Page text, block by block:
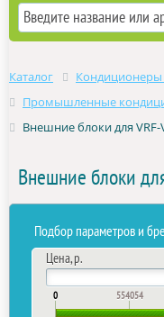
Каталог
Кондиционеры
Промышленные
Внешние блоки для VRF-
Внешние блоки
Подбор параметров и
Цена, р.
0 554054